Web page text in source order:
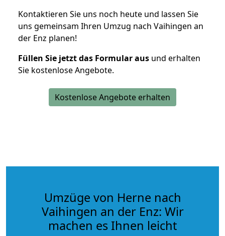
Kontaktieren Sie uns noch heute und lassen Sie
uns gemeinsam Ihren Umzug nach Vaihingen an
der Enz planen!
Füllen Sie jetzt das Formular aus und erhalten
Sie kostenlose Angebote.
Kostenlose Angebote erhalten
Umzüge von Herne nach
Vaihingen an der Enz: Wir
machen es Ihnen leicht